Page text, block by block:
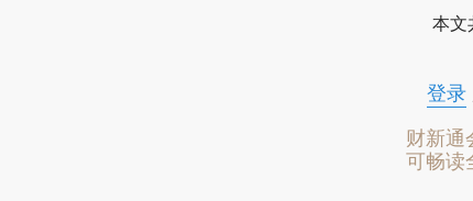
本文
登录
财新通
可畅读